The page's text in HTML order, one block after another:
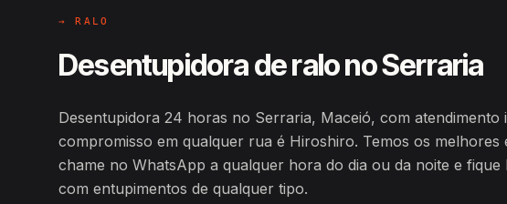
→ RALO
Desentupidora de ralo no Serraria
Desentupidora 24 horas no Serraria, Maceió, com atendimento
compromisso em qualquer rua é Hiroshiro. Temos os melhores
chame no WhatsApp a qualquer hora do dia ou da noite e fique
com entupimentos de qualquer tipo.